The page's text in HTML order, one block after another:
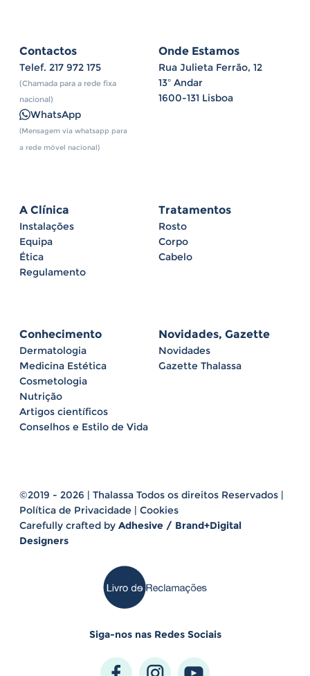
Contactos
Telef. 217 972 175
(Chamada para a rede fixa
nacional)
WhatsApp
(Mensagem via whatsapp para
a rede móvel nacional)
Onde Estamos
Rua Julieta Ferrão, 12
13º Andar
1600-131 Lisboa
A Clínica
Instalações
Equipa
Ética
Regulamento
Tratamentos
Rosto
Corpo
Cabelo
Conhecimento
Dermatologia
Medicina Estética
Cosmetologia
Nutrição
Artigos científicos
Conselhos e Estilo de Vida
Novidades, Gazette
Novidades
Gazette Thalassa
©2019 - 2026 | Thalassa Todos os direitos Reservados |
Política de Privacidade | Cookies
Carefully crafted by Adhesive / Brand+Digital
Designers
Siga-nos nas Redes Sociais